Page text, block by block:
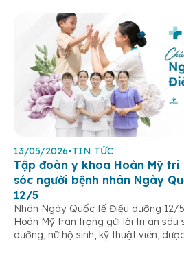
13/05/2026•TIN TỨC
Tập đoàn y khoa Hoàn Mỹ tri
sóc người bệnh nhân Ngày
12/5
Nhân Ngày Quốc tế Điều dưỡng 12/
Hoàn Mỹ trân trọng gửi lời tri ân sâu
dưỡng, nữ hộ sinh, kỹ thuật viên,